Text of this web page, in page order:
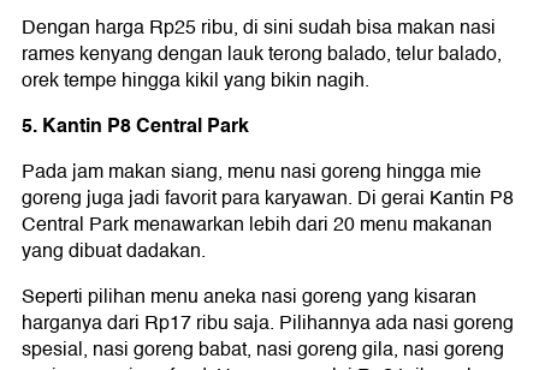
Dengan harga Rp25 ribu, di sini sudah bisa makan nasi
rames kenyang dengan lauk terong balado, telur balado,
orek tempe hingga kikil yang bikin nagih.
5. Kantin P8 Central Park
Pada jam makan siang, menu nasi goreng hingga mie
goreng juga jadi favorit para karyawan. Di gerai Kantin P8
Central Park menawarkan lebih dari 20 menu makanan
yang dibuat dadakan.
Seperti pilihan menu aneka nasi goreng yang kisaran
harganya dari Rp17 ribu saja. Pilihannya ada nasi goreng
spesial, nasi goreng babat, nasi goreng gila, nasi goreng